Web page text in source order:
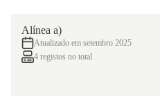
Alínea a)
Atualizado em setembro 2025
4 registos no total